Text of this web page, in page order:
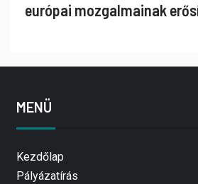
európai mozgalmainak
MENÜ
Kezdőlap
Pályázatírás